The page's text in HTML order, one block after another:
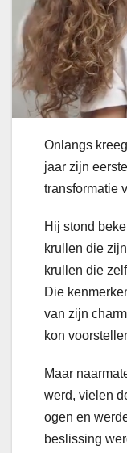
Onlangs
jaar zijn
transformatie
Hij stond
krullen die
krullen die
Die
van zijn
kon
Maar
werd, vielen
ogen en
beslissing